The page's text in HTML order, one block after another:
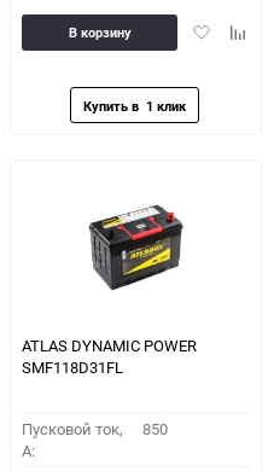
Добавить
В корзину
ATLAS DYNAMIC POWER
SMF118D31FL
Пусковой ток,
A:
850